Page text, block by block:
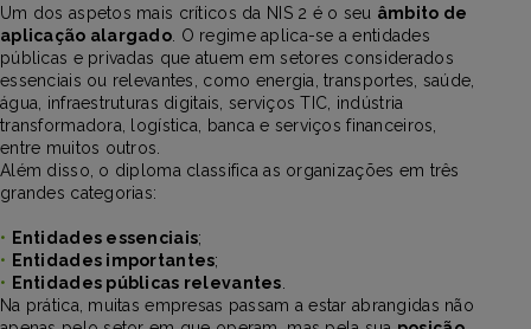
Um dos aspetos mais críticos da NIS 2 é o seu âmbito de
aplicação alargado . O regime aplica-se a entidades
públicas e privadas que atuem em setores considerados
essenciais ou relevantes, como energia, transportes, saúde,
água, infraestruturas digitais, serviços TIC, indústria
transformadora, logística, banca e serviços financeiros,
entre muitos outros.
Além disso, o diploma classifica as organizações em três
grandes categorias:
• Entidades essenciais;
• Entidades importantes;
• Entidades públicas relevantes
Na prática, muitas empresas passam a estar abrangidas não